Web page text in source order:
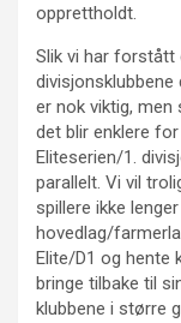
opprettholdt.
Slik vi har forstått
er nok viktig,
det blir enklere
Eliteserien/1.
parallelt. Vi vil
spillere ikke
hovedlag/
Elite/D1 og hente
bringe tilbake til
klubbene i større